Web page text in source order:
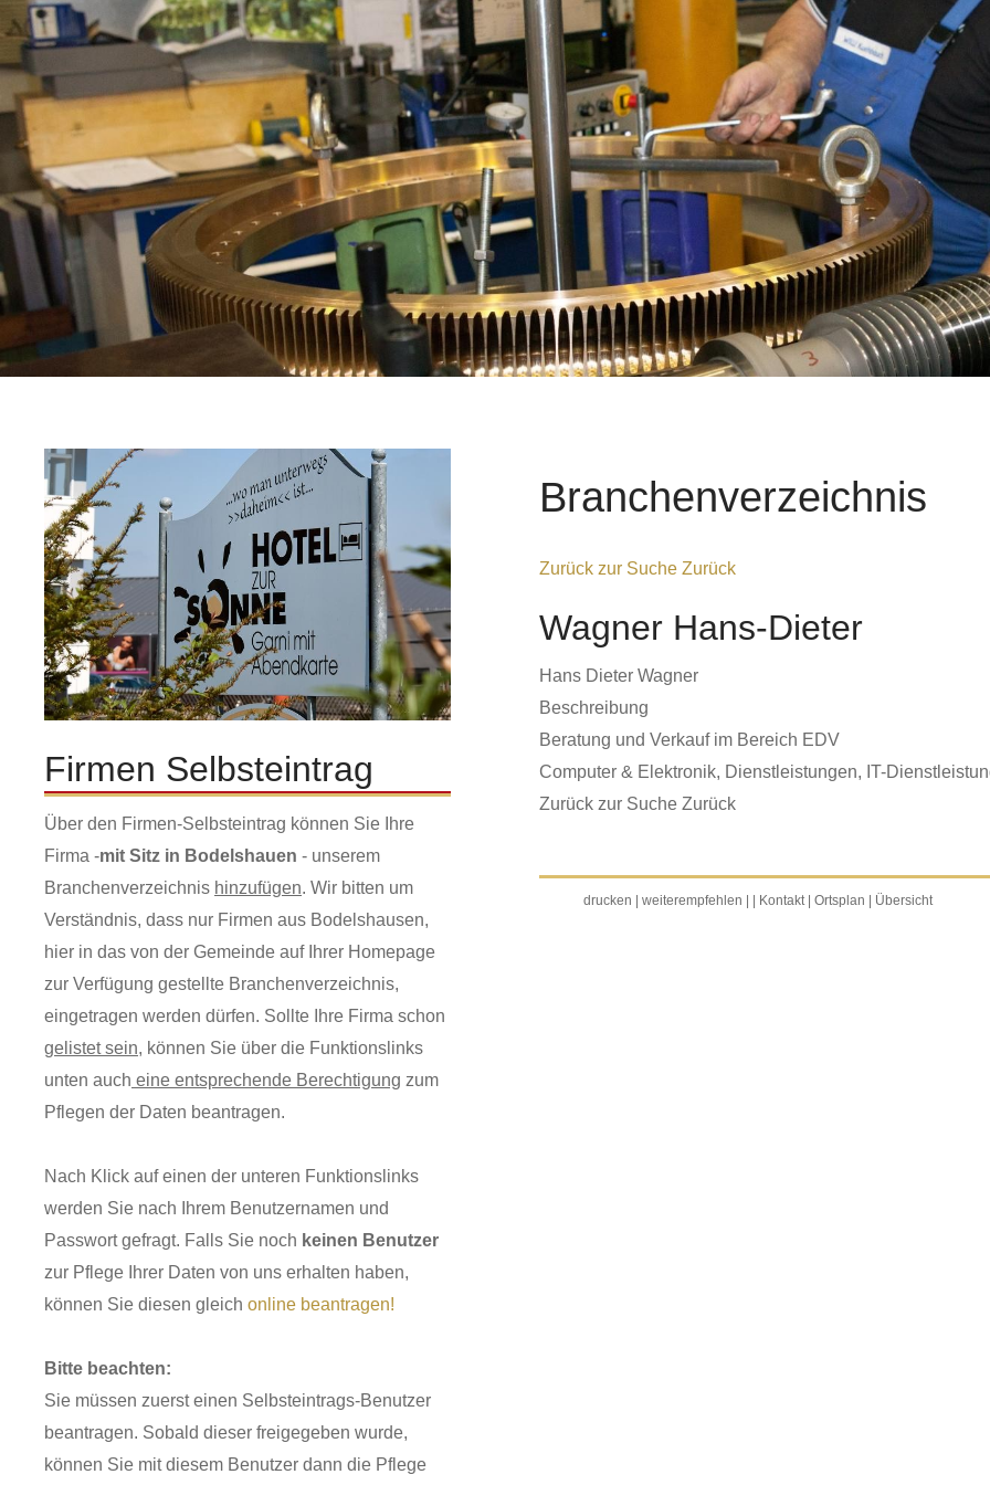
Firmen Selbsteintrag
Über den Firmen-Selbsteintrag können Sie Ihre
Firma -mit Sitz in Bodelshauen - unserem
Branchenverzeichnis hinzufügen. Wir bitten um
Verständnis, dass nur Firmen aus Bodelshausen,
hier in das von der Gemeinde auf Ihrer Homepage
zur Verfügung gestellte Branchenverzeichnis,
eingetragen werden dürfen. Sollte Ihre Firma schon
gelistet sein, können Sie über die Funktionslinks
unten auch eine entsprechende Berechtigung zum
Pflegen der Daten beantragen.
Nach Klick auf einen der unteren Funktionslinks
werden Sie nach Ihrem Benutzernamen und
Passwort gefragt. Falls Sie noch keinen Benutzer
zur Pflege Ihrer Daten von uns erhalten haben,
können Sie diesen gleich online beantragen!
Bitte beachten:
Sie müssen zuerst einen Selbsteintrags-Benutzer
beantragen. Sobald dieser freigegeben wurde,
können Sie mit diesem Benutzer dann die Pflege
Branchenverzeichnis
Zurück zur Suche Zurück
Wagner Hans-Dieter
Hans Dieter Wagner
Beschreibung
Beratung und Verkauf im Bereich EDV
Computer & Elektronik, Dienstleistungen, IT-
Zurück zur Suche Zurück
drucken weiterempfehlen Kontakt| Ortsplan Übersicht